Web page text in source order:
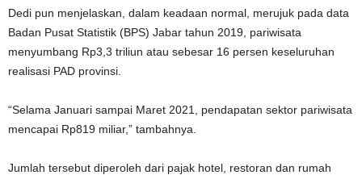
Dedi pun menjelaskan, dalam keadaan normal, merujuk pada data
Badan Pusat Statistik (BPS) Jabar tahun 2019, pariwisata
menyumbang Rp3,3 triliun atau sebesar 16 persen keseluruhan
realisasi PAD provinsi.
“Selama Januari sampai Maret 2021, pendapatan sektor pariwisata
mencapai Rp819 miliar,” tambahnya.
Jumlah tersebut diperoleh dari pajak hotel, restoran dan rumah